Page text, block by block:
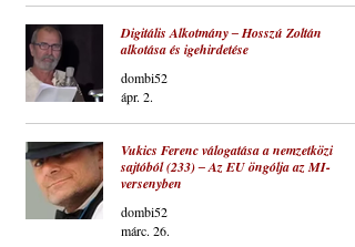
Digitális Alkotmány ‒ Hosszú Zoltán
alkotása és igehirdetése
dombi52
ápr. 2.
Vukics Ferenc válogatása a nemzetközi
sajtóból (233) ‒ Az EU öngólja az MI-
versenyben
dombi52
márc. 26.